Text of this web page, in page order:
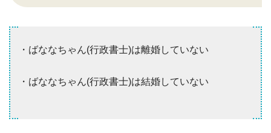
・ばななちゃん(行政書士)は離婚していない
・ばななちゃん(行政書士)は結婚していない